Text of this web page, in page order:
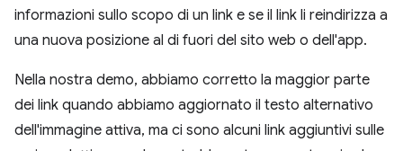
informazioni sullo scopo di un link e se il link li reindirizza a
una nuova posizione al di fuori del sito web o dell'app.
Nella nostra demo, abbiamo corretto la maggior parte
dei link quando abbiamo aggiornato il testo alternativo
dell'immagine attiva, ma ci sono alcuni link aggiuntivi sulle